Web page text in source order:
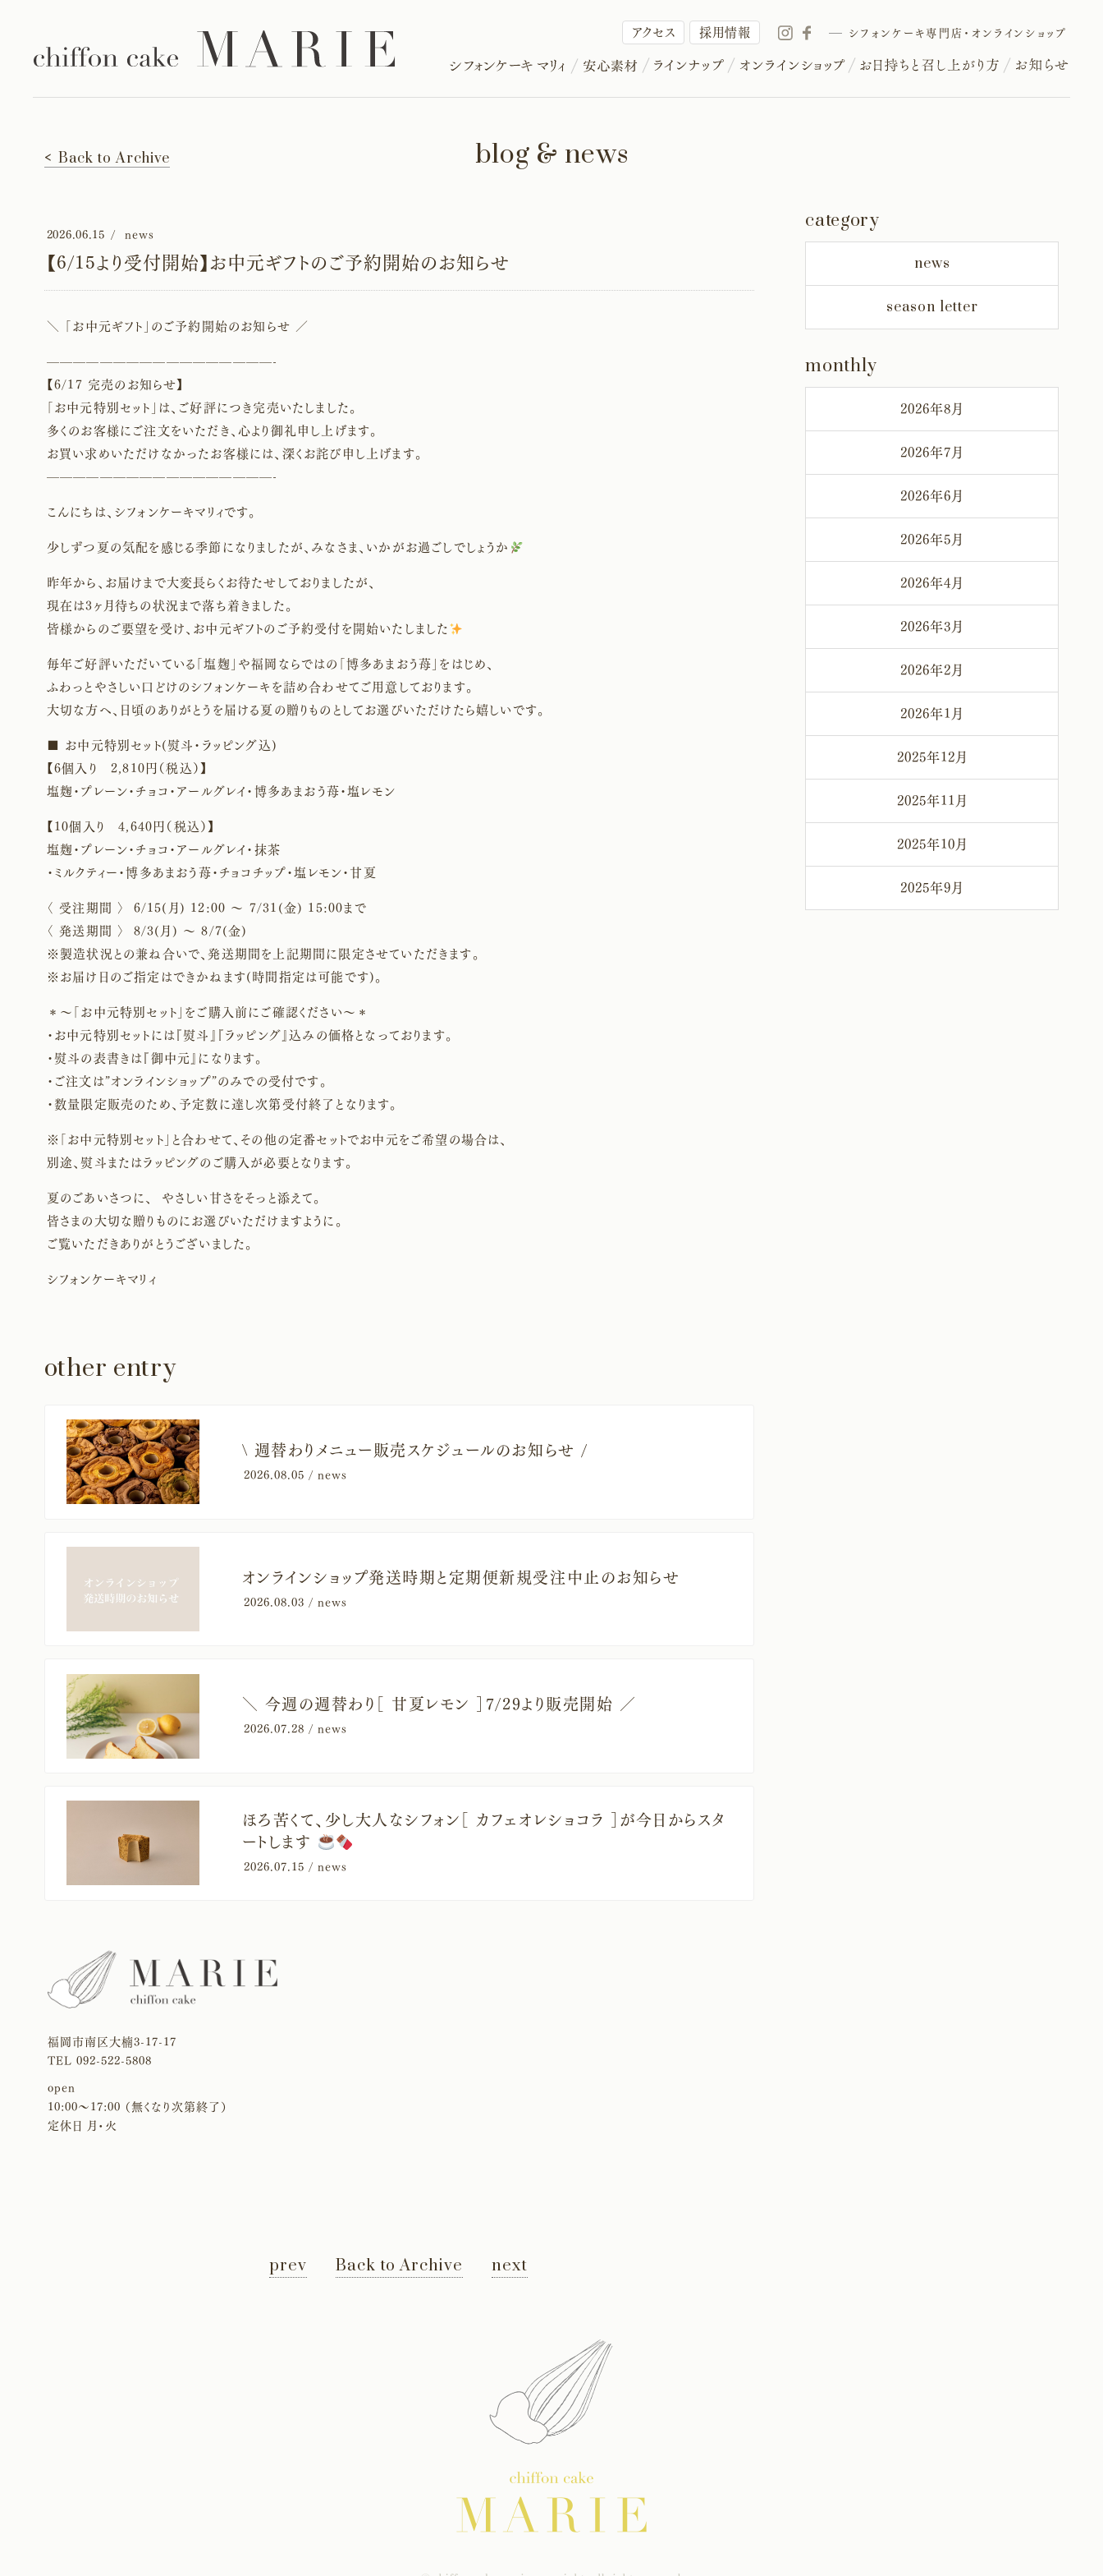
アクセス 採用情報 シフォンケーキ専門店・オンラインショップ
blog & news
2026.06.15 news
【6/15より受付開始】お中元ギフトのご予約開始のお知らせ
＼ 「お中元ギフト」のご予約開始のお知らせ ／
—————————————————-
【6/17 完売のお知らせ】
「お中元特別セット」は、ご好評につき完売いたしました。
多くのお客様にご注文をいただき、心より御礼申し上げます。
お買い求めいただけなかったお客様には、深くお詫び申し上げます。
—————————————————-
こんにちは、シフォンケーキマリィです。
少しずつ夏の気配を感じる季節になりましたが、みなさま、いかがお過ごしでしょうか
昨年から、お届けまで大変長らくお待たせしておりましたが、
現在は3ヶ月待ちの状況まで落ち着きました。
皆様からのご要望を受け、お中元ギフトのご予約受付を開始いたしました
毎年ご好評いただいている「塩麹」や福岡ならではの「博多あまおう苺」をはじめ、
ふわっとやさしい口どけのシフォンケーキを詰め合わせてご用意しております。
大切な方へ、日頃のありがとうを届ける夏の贈りものとしてお選びいただけたら嬉しいです。
■ お中元特別セット(熨斗・ラッピング込)
【6個入り 2,810円（税込）】
塩麹・プレーン・チョコ・アールグレイ・博多あまおう苺・塩レモン
【10個入り 4,640円（税込）】
塩麹・プレーン・チョコ・アールグレイ・抹茶
・ミルクティー・博多あまおう苺・チョコチップ・塩レモン・甘夏
〈 受注期間 〉 6/15(月) 12:00 〜 7/31(金) 15:00まで
〈 発送期間 〉 8/3(月) 〜 8/7(金)
※製造状況との兼ね合いで、発送期間を上記期間に限定させていただきます。
※お届け日のご指定はできかねます(時間指定は可能です)。
＊〜「お中元特別セット」をご購入前にご確認ください〜＊
・お中元特別セットには『熨斗』『ラッピング』込みの価格となっております。
・熨斗の表書きは『御中元』になります。
・ご注文は”オンラインショップ”のみでの受付です。
・数量限定販売のため、予定数に達し次第受付終了となります。
※「お中元特別セット」と合わせて、その他の定番セットでお中元をご希望の場合は、
別途、熨斗またはラッピングのご購入が必要となります。
夏のごあいさつに、 やさしい甘さをそっと添えて。
皆さまの大切な贈りものにお選びいただけますように。
ご覧いただきありがとうございました。
シフォンケーキマリィ
other entry
​\ 週替わりメニュー販売スケジュールのお知らせ /
2026.08.05 / news
オンラインショップ発送時期と定期便新規受注中止のお知らせ
2026.08.03 / news
＼ 今週の週替わり［ 甘夏レモン ］7/29より販売開始 ／
2026.07.28 / news
ほろ苦くて、少し大人なシフォン［ カフェオレショコラ ］が今日からスタ
ートします
2026.07.15 / news
福岡市南区大楠3-17-17
TEL 092-522-5808
open
10:00〜17:00 （無くなり次第終了）
定休日 月・火
prev next
Back to Archive
category
news
season letter
monthly
2026年8月
2026年7月
2026年6月
2026年5月
2026年4月
2026年3月
2026年2月
2026年1月
2025年12月
2025年11月
2025年10月
2025年9月
Back to Archive